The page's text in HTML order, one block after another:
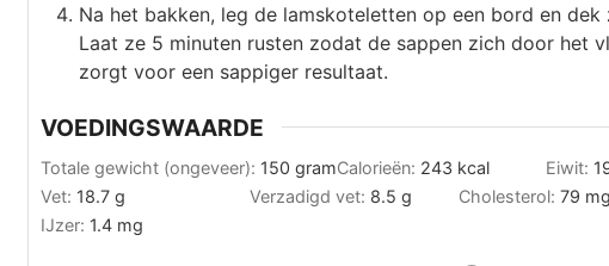
Na het bakken, leg de lamskoteletten op een bord en
Laat ze 5 minuten rusten zodat de sappen zich door het
zorgt voor een sappiger resultaat.
VOEDINGSWAARDE
Totale gewicht (ongeveer): 150 gramCalorieën: 243 kcal Eiwit:
Vet: 18.7 g Verzadigd vet: 8.5 g Cholesterol: 79 mg
IJzer: 1.4 mg